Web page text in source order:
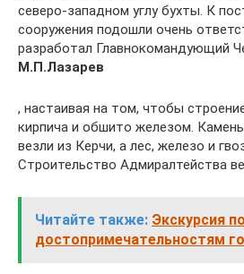
северо-западном углу бухты. К
сооружения подошли очень
разработал Главнокомандующий
М.П.Лазарев
, настаивая на том, чтобы
кирпича и обшито железом.
везли из Керчи, а лес, железо и
Строительство Адмиралтейства
Читайте также: Экскурсия по
достопримечательностям